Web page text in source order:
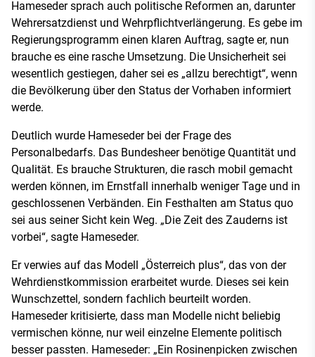
Hameseder sprach auch politische Reformen an, darunter
Wehrersatzdienst und Wehrpflichtverlängerung. Es gebe im
Regierungsprogramm einen klaren Auftrag, sagte er, nun
brauche es eine rasche Umsetzung. Die Unsicherheit sei
wesentlich gestiegen, daher sei es „allzu berechtigt“, wenn
die Bevölkerung über den Status der Vorhaben informiert
werde.
Deutlich wurde Hameseder bei der Frage des
Personalbedarfs. Das Bundesheer benötige Quantität und
Qualität. Es brauche Strukturen, die rasch mobil gemacht
werden können, im Ernstfall innerhalb weniger Tage und in
geschlossenen Verbänden. Ein Festhalten am Status quo
sei aus seiner Sicht kein Weg. „Die Zeit des Zauderns ist
vorbei“, sagte Hameseder.
Er verwies auf das Modell „Österreich plus“, das von der
Wehrdienstkommission erarbeitet wurde. Dieses sei kein
Wunschzettel, sondern fachlich beurteilt worden.
Hameseder kritisierte, dass man Modelle nicht beliebig
vermischen könne, nur weil einzelne Elemente politisch
besser passten. Hameseder: „Ein Rosinenpicken zwischen